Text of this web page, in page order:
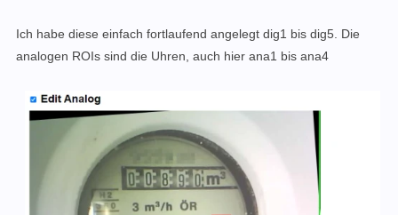
Ich habe diese einfach fortlaufend angelegt dig1 bis dig5. Die
analogen ROIs sind die Uhren, auch hier ana1 bis ana4